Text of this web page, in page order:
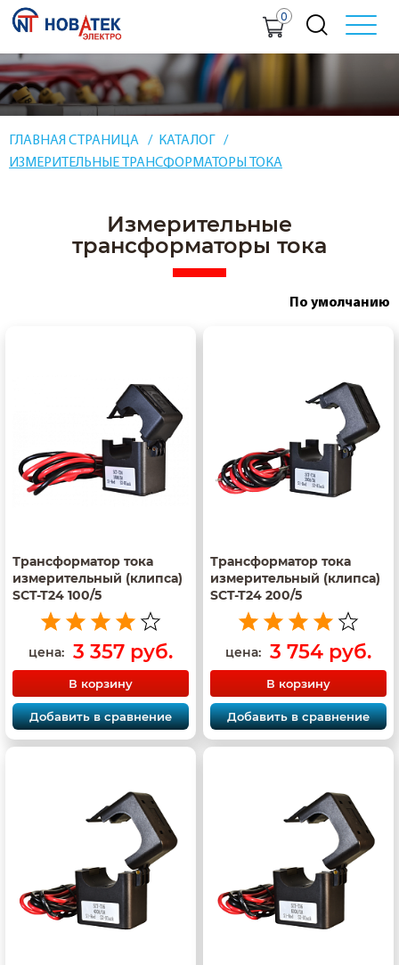
0
ГЛАВНАЯ СТРАНИЦА
КАТАЛОГ
ИЗМЕРИТЕЛЬНЫЕ ТРАНСФОРМАТОРЫ ТОКА
Измерительные
трансформаторы тока
По умолчанию
Трансформатор тока
измерительный (клипса)
SCT-T24 100/5
цена: 3 357 руб.
В корзину
Добавить в сравнение
Трансформатор тока
измерительный (клипса)
SCT-T24 200/5
цена: 3 754 руб.
В корзину
Добавить в сравнение